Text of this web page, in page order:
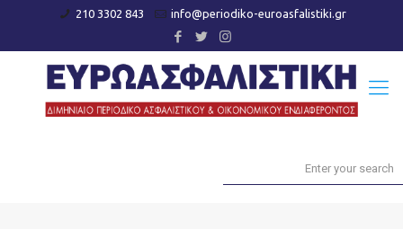
210 3302 843 info@periodiko-euroasfalistiki.gr